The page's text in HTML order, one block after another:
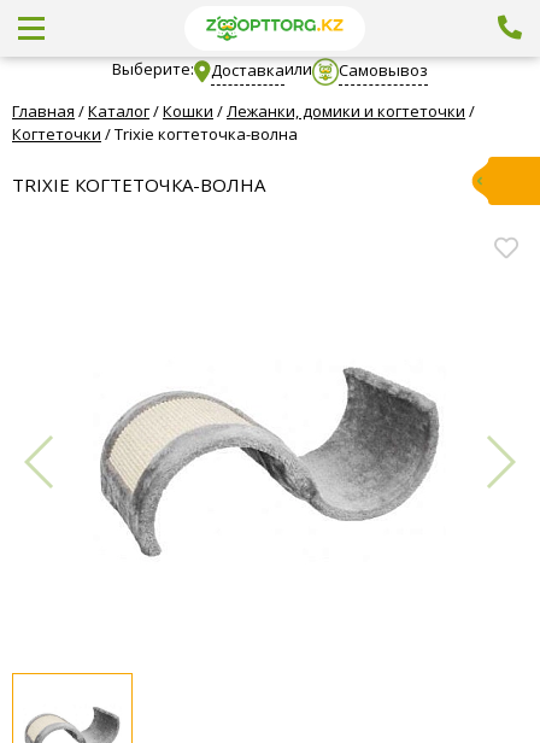
Выберите: Доставкаили
Самовывоз
Главная /Каталог/Кошки /Лежанки, домики и когтеточки /
Когтеточки /Trixie когтеточка-волна
TRIXIE КОГТЕТОЧКА-ВОЛНА